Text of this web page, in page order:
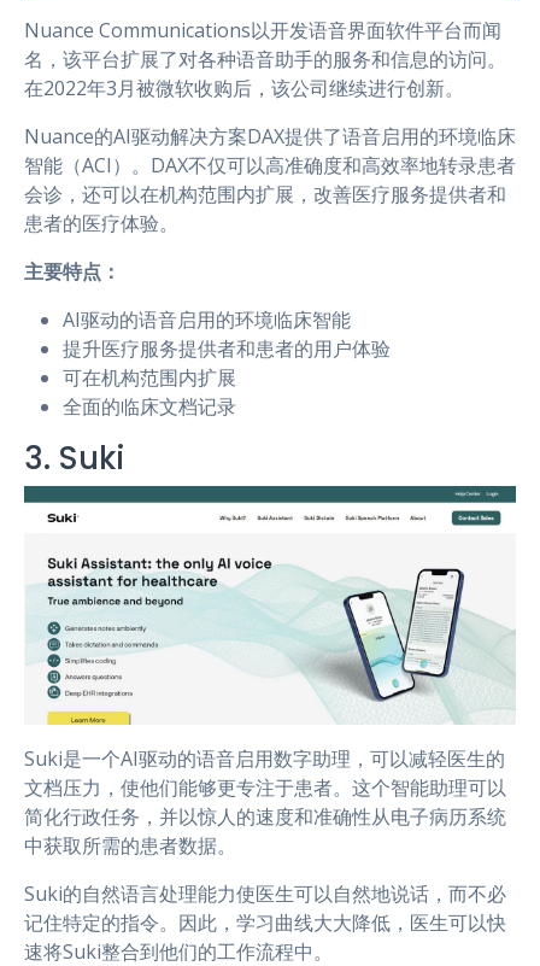
Nuance Communications以开发语音界面软件平台而闻
名，该平台扩展了对各种语音助手的服务和信息的访问。
在2022年3月被微软收购后，该公司继续进行创新。
Nuance的AI驱动解决方案DAX提供了语音启用的环境临床
智能（ACI）。DAX不仅可以高准确度和高效率地转录患者
会诊，还可以在机构范围内扩展，改善医疗服务提供者和
患者的医疗体验。
主要特点：
AI驱动的语音启用的环境临床智能
提升医疗服务提供者和患者的用户体验
可在机构范围内扩展
全面的临床文档记录
3. Suki
Suki是一个AI驱动的语音启用数字助理，可以减轻医生的
文档压力，使他们能够更专注于患者。这个智能助理可以
简化行政任务，并以惊人的速度和准确性从电子病历系统
中获取所需的患者数据。
Suki的自然语言处理能力使医生可以自然地说话，而不必
记住特定的指令。因此，学习曲线大大降低，医生可以快
速将Suki整合到他们的工作流程中。